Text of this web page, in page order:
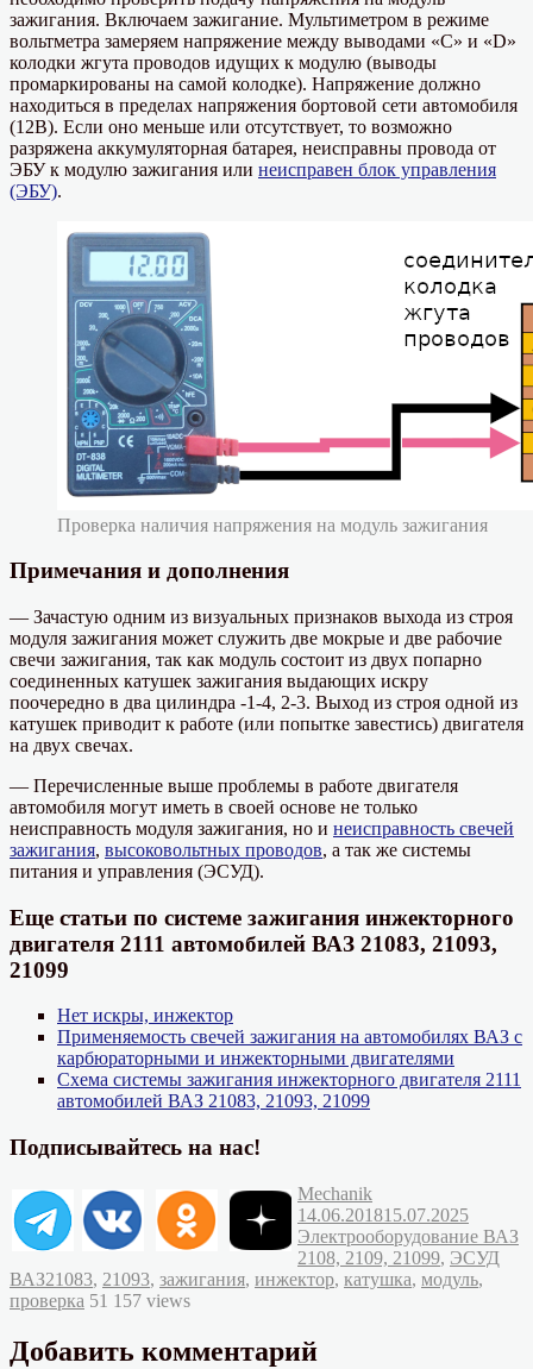
зажигания. Включаем зажигание. Мультиметром в режиме
вольтметра замеряем напряжение между выводами «С» и «D»
колодки жгута проводов идущих к модулю (выводы
промаркированы на самой колодке). Напряжение должно
находиться в пределах напряжения бортовой сети автомобиля
(12В). Если оно меньше или отсутствует, то возможно
разряжена аккумуляторная батарея, неисправны провода от
ЭБУ к модулю зажигания или неисправен блок управления
(ЭБУ).
Проверка наличия напряжения на модуль зажигания
Примечания и дополнения
— Зачастую одним из визуальных признаков выхода из строя
модуля зажигания может служить две мокрые и две рабочие
свечи зажигания, так как модуль состоит из двух попарно
соединенных катушек зажигания выдающих искру
поочередно в два цилиндра -1-4, 2-3. Выход из строя одной из
катушек приводит к работе (или попытке завестись) двигателя
на двух свечах.
— Перечисленные выше проблемы в работе двигателя
автомобиля могут иметь в своей основе не только
неисправность модуля зажигания, но и неисправность свечей
зажигания, высоковольтных проводов, а так же системы
питания и управления (ЭСУД).
Еще статьи по системе зажигания инжекторного
двигателя 2111 автомобилей ВАЗ 21083, 21093,
21099
Нет искры, инжектор
Применяемость свечей зажигания на автомобилях ВАЗ с
карбюраторными и инжекторными двигателями
Схема системы зажигания инжекторного двигателя 2111
автомобилей ВАЗ 21083, 21093, 21099
Подписывайтесь на нас!
Автор
MechanikОпубликовано
14.06.201815.07.2025
Электрооборудование ВАЗ
2108, 2109, 21099, ЭСУД
ВАЗМетки
21083, 21093, зажигания, инжектор, катушка, модуль,
проверка 51 157 views
Добавить комментарий